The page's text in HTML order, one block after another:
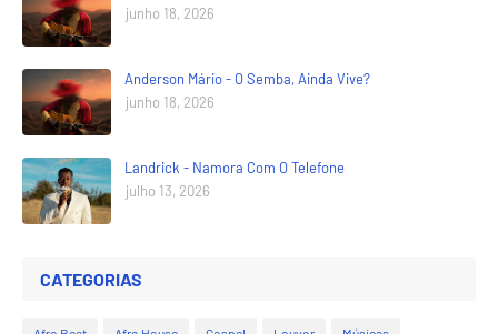
junho 18, 2026
Anderson Mário - O Semba, Ainda Vive?
junho 18, 2026
Landrick - Namora Com O Telefone
julho 13, 2026
CATEGORIAS